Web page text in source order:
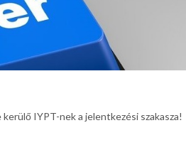
IYPT-nek a jelentkezési szakasza!